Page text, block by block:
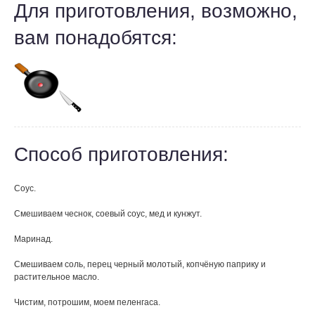
Для приготовления, возможно,
вам понадобятся:
Способ приготовления:
Соус.
Смешиваем чеснок, соевый соус, мед и кунжут.
Маринад.
Смешиваем соль, перец черный молотый, копчёную паприку и
растительное масло.
Чистим, потрошим, моем пеленгаса.